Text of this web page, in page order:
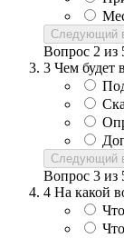
Следующий
Вопрос 2 из
3 Чем будет
Следующий
Вопрос 3 из
4 На какой